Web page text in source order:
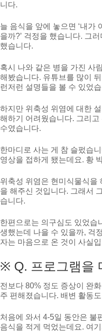
니다.
늘 음식을 앞에 놓으면 ‘내가
을까?’ 걱정을 했습니다. 그
했습니다.
혹시 나와 같은 병을 가진 사
해봤습니다. 유튜브를 많이
런저런 설명들을 볼 수 있었
하지만 위축성 위염에 대한
해하기 어려웠습니다. 그리
수였습니다.
한마디로 사는 게 참 슬펐습
영상을 접하게 됐는데요. 황
위축성 위염은 현미식물식을
을 해주신 것입니다. 그래서
습니다.
한편으로는 의구심도 있었습
생했는데 나을 수 있을까, 걱
자는 마음으로 온 것이 사실
※ Q. 프로그램을
전보다 80% 정도 증상이 완
주 편해졌습니다. 배변 활동
처음에 와서 4-5일 동안은 불
음식을 적게 먹었는데요. 여